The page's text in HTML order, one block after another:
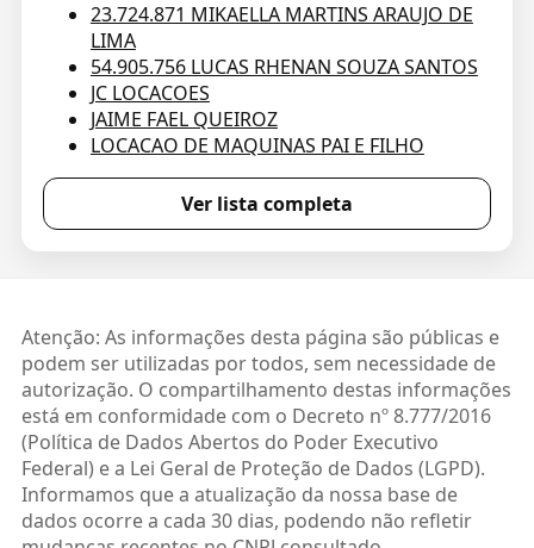
23.724.871 MIKAELLA MARTINS ARAUJO DE
LIMA
54.905.756 LUCAS RHENAN SOUZA SANTOS
JC LOCACOES
JAIME FAEL QUEIROZ
LOCACAO DE MAQUINAS PAI E FILHO
Ver lista completa
Atenção: As informações desta página são públicas e
podem ser utilizadas por todos, sem necessidade de
autorização. O compartilhamento destas informações
está em conformidade com o Decreto nº 8.777/2016
(Política de Dados Abertos do Poder Executivo
Federal) e a Lei Geral de Proteção de Dados (LGPD).
Informamos que a atualização da nossa base de
dados ocorre a cada 30 dias, podendo não refletir